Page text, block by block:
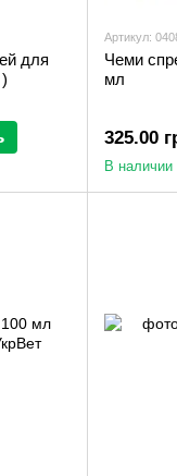
для
Артикул:
Чеми
мл
325.00
В наличии